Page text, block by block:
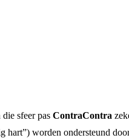
sfeer pas ContraContra
hart”) worden ondersteund